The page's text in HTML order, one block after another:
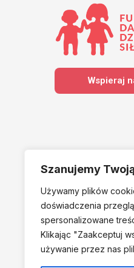
Szanujemy
Używamy plików
doświadczenia
spersonalizowane
Klikając "Zaakceptuj
używanie przez nas
Wspieraj
Należymy do